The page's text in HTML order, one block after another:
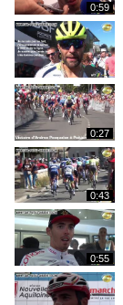
0:59
0:27
0:43
0:55